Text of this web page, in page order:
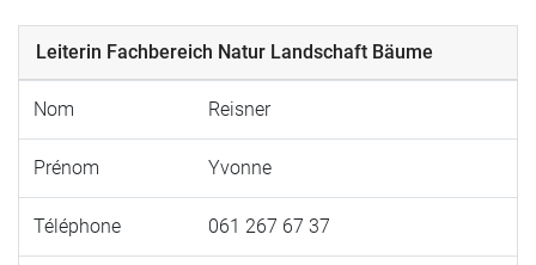
Leiterin Fachbereich Natur Landschaft Bäume
Nom Reisner
Prénom Yvonne
Téléphone 061 267 67 37